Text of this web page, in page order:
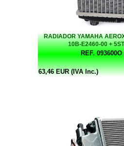
RADIADOR YAMAHA
10B-E2460-00 +
REF. 093600O
63,46 EUR (IVA Inc.)